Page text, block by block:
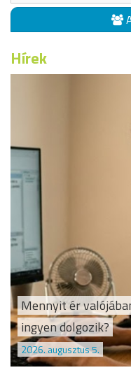
Hírek
Mennyit ér
ingyen dolgozik?
2026. augusztus 5.